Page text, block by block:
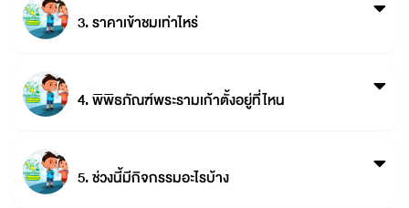
3. ราคาเข้าชมเท่าไหร่
4. พิพิธภัณฑ์พระรามเก้าตั้งอยู่ที่ไหน
5. ช่วงนี้มีกิจกรรมอะไรบ้าง